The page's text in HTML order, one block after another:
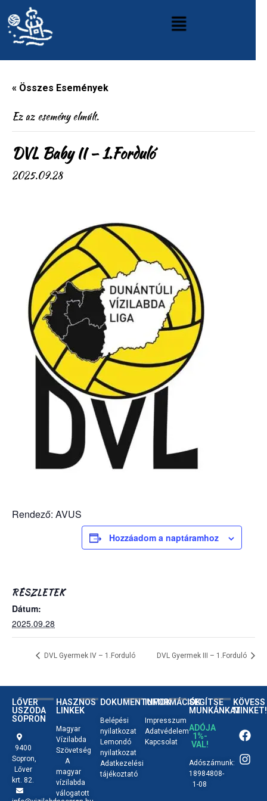
« Összes Események
Ez az esemény elmúlt.
DVL Baby II – 1.Forduló
2025.09.28
Rendező: AVUS
Hozzáadom a naptáramhoz
RÉSZLETEK
Dátum:
2025.09.28
DVL Gyermek IV – 1.Forduló DVL Gyermek III – 1.Forduló
LŐVER
USZODA
SOPRON
9400
Sopron,
Lőver
krt. 82.
HASZNOS
LINKEK
Magyar
Vízilabda
Szövetség
A
magyar
vízilabda
válogatott
DOKUMENTUMOK
Belépési
nyilatkozat
Lemondó
nyilatkozat
Adatkezelési
tájékoztató
INFORMÁCIÓK
Impresszum
Adatvédelem
Kapcsolat
SEGÍTSE
MUNKÁNKAT
ADÓJA
1%-
VAL!
Adószámunk:
18984808-
1-08
KÖVESS
MINKET!